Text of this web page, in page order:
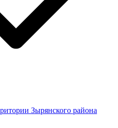
Зырянского района